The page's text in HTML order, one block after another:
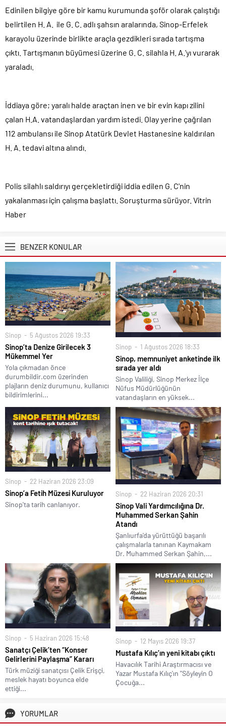
Edinilen bilgiye göre bir kamu kurumunda şoför olarak çalıştığı
belirtilen H. A. ile G. C. adlı şahsın aralarında, Sinop-Erfelek
karayolu üzerinde birlikte araçla gezdikleri sırada tartışma
çıktı. Tartışmanın büyümesi üzerine G. C. silahla H. A.'yı vurarak
yaraladı.
İddiaya göre; yaralı halde araçtan inen ve bir evin kapı zilini
çalan H.A. vatandaşlardan yardım istedi. Olay yerine çağrılan
112 ambulansı ile Sinop Atatürk Devlet Hastanesine kaldırılan
H. A. tedavi altına alındı.
Polis silahlı saldırıyı gerçekletirdiği iddia edilen G. C'nin
yakalanması için çalışma başlattı. Soruşturma sürüyor. Vitrin
Haber
BENZER KONULAR
Sinop 5 Ağustos 2026 19:33
Sinop’ta Denize Girilecek 3
Mükemmel Yer
Yola çıkmadan önce
durumbildir.com üzerinden
plajların deniz durumunu, kullanıcı
bildirimlerini...
Sinop 1 Ağustos 2026 18:33
Sinop, memnuniyet anketinde ilk
sırada yer aldı
Sinop Valiliği, Sinop Merkez İlçe
Nüfus Müdürlüğünün
vatandaşların en yüksek...
Sinop 22 Haziran 2026 23:09
Sinop’a Fetih Müzesi Kuruluyor
Sinop'ta tarih canlanıyor.
Sinop 22 Haziran 2026 20:31
Sinop Vali Yardımcılığına Dr.
Muhammed Serkan Şahin
Atandı
Şanlıurfa'da yürüttüğü başarılı
çalışmalarla tanınan Kaymakam
Dr. Muhammed Serkan Şahin,...
Sinop 5 Haziran 2026 15:48
Sanatçı Çelik’ten “Konser
Gelirlerini Paylaşma” Kararı
Türk müziği sanatçısı Çelik Erişçi,
meslek hayatı boyunca elde
ettiği...
Sinop 12 Mayıs 2026 19:37
Mustafa Kılıç’ın yeni kitabı çıktı
Havacılık Tarihi Araştırmacısı ve
Yazar Mustafa Kılıç'ın "Söyleyin O
Çocuğa...
YORUMLAR